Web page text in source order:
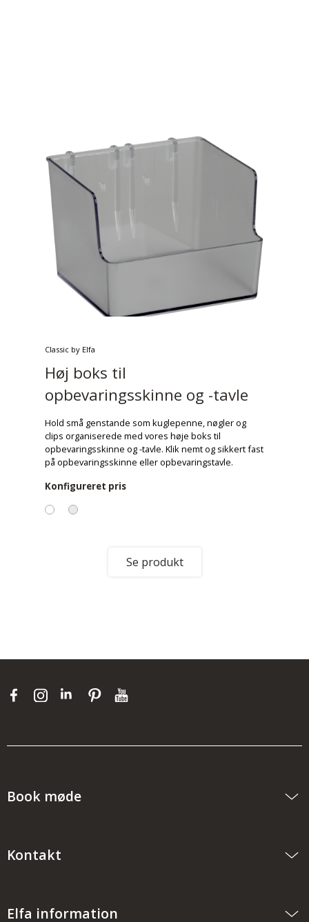
Classic by Elfa
Høj boks til
opbevaringsskinne og -tavle
Hold små genstande som kuglepenne, nøgler og
clips organiserede med vores høje boks til
opbevaringsskinne og -tavle. Klik nemt og sikkert fast
på opbevaringsskinne eller opbevaringstavle.
Konfigureret pris
Se produkt
Book møde
Kontakt
Elfa information